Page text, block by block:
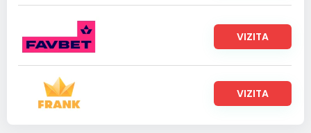
VIZITA
VIZITA